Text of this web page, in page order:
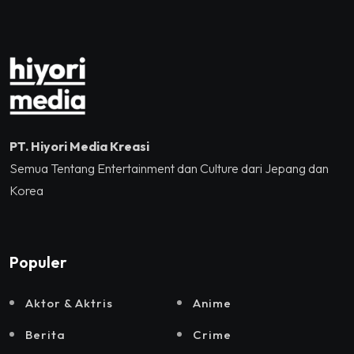
PT. Hiyori Media Kreasi
Semua Tentang Entertainment dan Culture dari Jepang dan
Korea
Populer
Aktor & Aktris Anime
Berita Crime